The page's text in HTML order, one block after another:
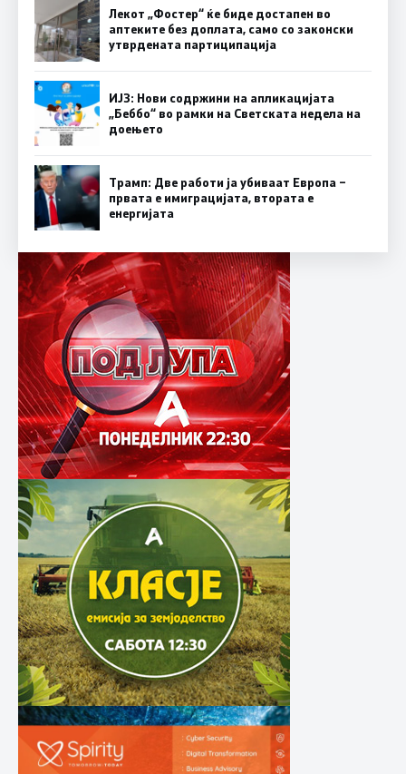
Лекот „Фостер“ ќе биде достапен во
аптеките без доплата, само со законски
утврдената партиципација
ИЈЗ: Нови содржини на апликацијата
„Беббо“ во рамки на Светската недела на
доењето
Трамп: Две работи ја убиваат Европа –
првата е имиграцијата, втората е
енергијата